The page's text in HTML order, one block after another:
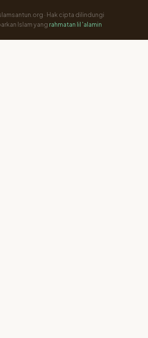
· Hak cipta dilindungi
Islam yang rahmatan lil 'alamin